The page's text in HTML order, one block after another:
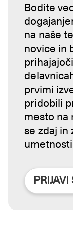
Bodite
na naše
novice in
prvimi
pridobili
mesto na
se zdaj in